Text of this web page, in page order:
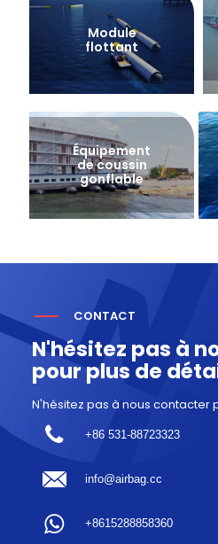
Module
flottant
Équipement
de coussin
gonflable
CONTACT
N'hésitez pas à
pour plus de
N'hésitez pas à nous contacter
+86 531-88723323
info@airbag.cc
+8615288858360